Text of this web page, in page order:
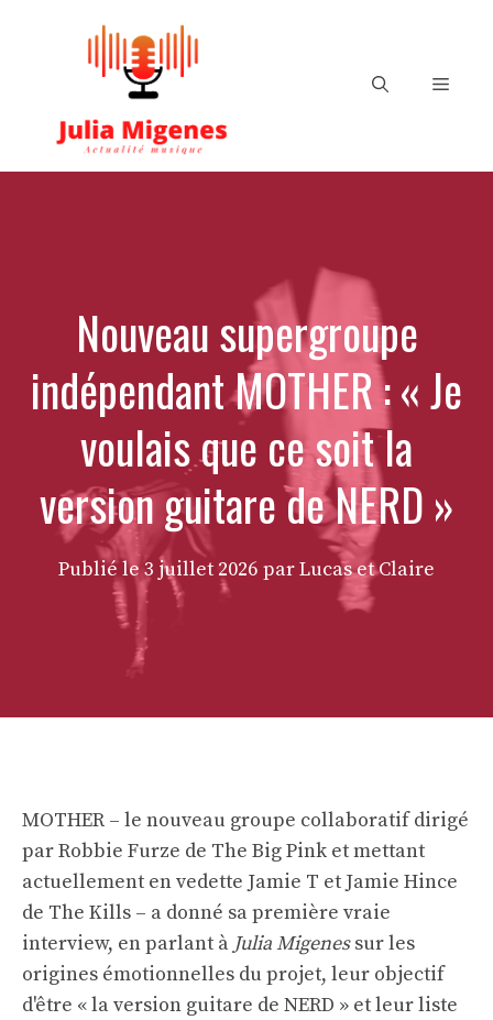
Menu
Nouveau supergroupe
indépendant MOTHER : « Je
voulais que ce soit la
version guitare de NERD »
Publié le 3 juillet 2026 par Lucas et Claire
MOTHER – le nouveau groupe collaboratif dirigé
par Robbie Furze de The Big Pink et mettant
actuellement en vedette Jamie T et Jamie Hince
de The Kills – a donné sa première vraie
interview, en parlant à Julia Migenessur les
origines émotionnelles du projet, leur objectif
d'être « la version guitare de NERD » et leur liste